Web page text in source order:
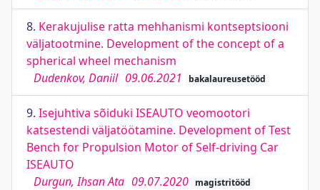
8. Kerakujulise ratta mehhanismi kontseptsiooni
väljatootmine. Development of the concept of a
spherical wheel mechanism
Dudenkov, Daniil 09.06.2021 bakalaureusetööd
9. Isejuhtiva sõiduki ISEAUTO veomootori
katsestendi väljatöötamine. Development of Test
Bench for Propulsion Motor of Self-driving Car
ISEAUTO
Durgun, Ihsan Ata 09.07.2020 magistritööd